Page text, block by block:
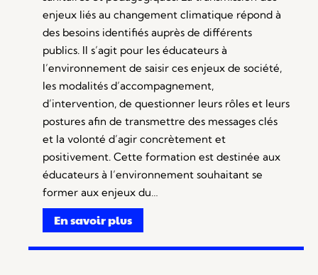
enjeux liés au changement climatique répond à
des besoins identifiés auprès de différents
publics. Il s’agit pour les éducateurs à
l’environnement de saisir ces enjeux de société,
les modalités d’accompagnement,
d’intervention, de questionner leurs rôles et leurs
postures afin de transmettre des messages clés
et la volonté d’agir concrètement et
positivement. Cette formation est destinée aux
éducateurs à l’environnement souhaitant se
former aux enjeux du…
En savoir plus